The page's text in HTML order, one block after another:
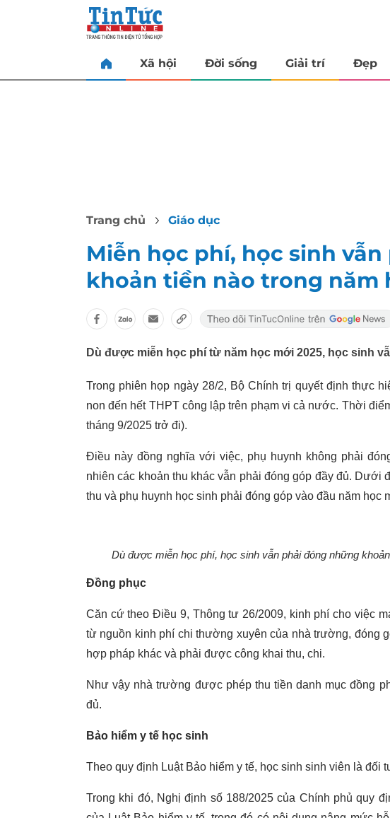
Xã hội Đời sống Giải trí Đẹp
Trang chủ Giáo dục
Miễn học phí, học sinh
khoản tiền nào trong năm
Dù được miễn học phí từ năm học mới 2025, học sinh
Trong phiên họp ngày 28/2, Bộ Chính trị quyết định thực
non đến hết THPT công lập trên phạm vi cả nước. Thời
tháng 9/2025 trở đi).
Điều này đồng nghĩa với việc, phụ huynh không phải
nhiên các khoản thu khác vẫn phải đóng góp đầy đủ.
thu và phụ huynh học sinh phải đóng góp vào đầu năm học
Dù được miễn học phí, học sinh vẫn phải đóng những
Đồng phục
Căn cứ theo Điều 9, Thông tư 26/2009, kinh phí cho việc
từ nguồn kinh phí chi thường xuyên của nhà trường, đóng
hợp pháp khác và phải được công khai thu, chi.
Như vậy nhà trường được phép thu tiền danh mục đồng
đủ.
Bảo hiểm y tế học sinh
Theo quy định Luật Bảo hiểm y tế, học sinh sinh viên là đối
Trong khi đó, Nghị định số 188/2025 của Chính phủ quy